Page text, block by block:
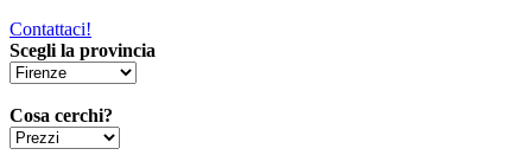
Contattaci!
Scegli la provincia
Cosa cerchi?